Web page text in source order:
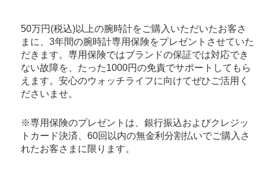
50万円(税込)以上の腕時計をご購入いただいたお客さ
まに、3年間の腕時計専用保険をプレゼントさせていた
だきます。専用保険ではブランドの保証では対応でき
ない故障を、たった1000円の免責でサポートしてもら
えます。安心のウォッチライフに向けてぜひご活用く
ださいませ。
※専用保険のプレゼントは、銀行振込およびクレジッ
トカード決済、60回以内の無金利分割払いでご購入さ
れたお客さまに限ります。